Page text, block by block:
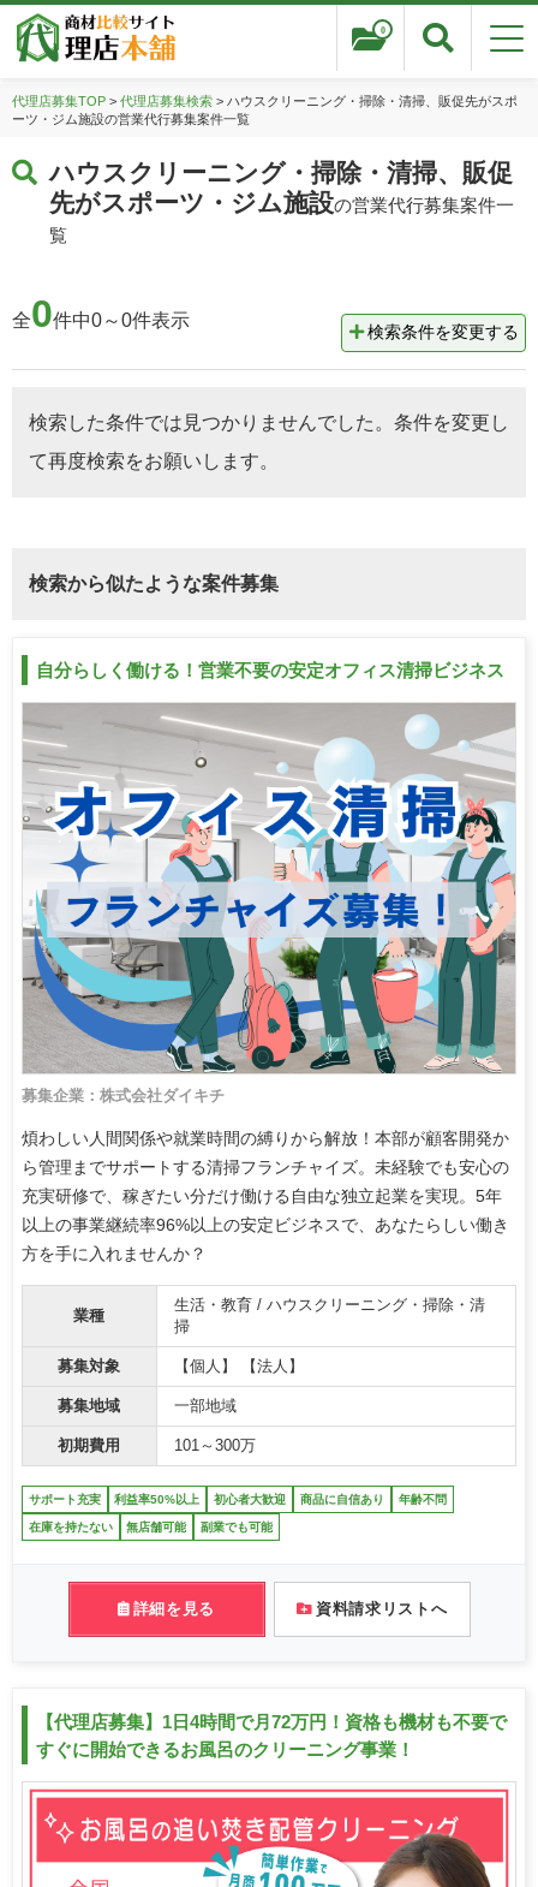
0
代理店募集TOP> 代理店募集検索> ハウスクリーニング・掃除・清掃、販促先がスポ
ーツ・ジム施設の営業代行募集案件一覧
ハウスクリーニング・掃除・清掃、販促
先がスポーツ・ジム施設の営業代行募集案件一
覧
全0件中0～0件表示
検索条件を変更する
検索した条件では見つかりませんでした。条件を変更し
て再度検索をお願いします。
検索から似たような案件募集
自分らしく働ける！営業不要の安定オフィス清掃ビジネス
募集企業：株式会社ダイキチ
煩わしい人間関係や就業時間の縛りから解放！本部が顧客開発か
ら管理までサポートする清掃フランチャイズ。未経験でも安心の
充実研修で、稼ぎたい分だけ働ける自由な独立起業を実現。5年
以上の事業継続率96%以上の安定ビジネスで、あなたらしい働き
方を手に入れませんか？
業種
生活・教育 / ハウスクリーニング・掃除・清
掃
募集対象 【個人】 【法人】
募集地域 一部地域
初期費用 101～300万
サポート充実 利益率50%以上 初心者大歓迎 商品に自信あり 年齢不問
在庫を持たない 無店舗可能 副業でも可能
詳細を見る 資料請求リストへ
【代理店募集】1日4時間で月72万円！資格も機材も不要で
すぐに開始できるお風呂のクリーニング事業！